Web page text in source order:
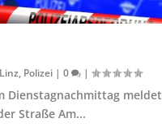
Linz, Polizei |0 |
Dienstagnachmittag
Straße Am...